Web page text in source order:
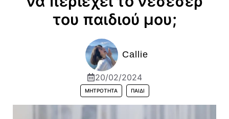
του παιδιού μου;
Callie
20/02/2024
ΜΗΤΡΌΤΗΤΑ ΠΑΙΔΊ